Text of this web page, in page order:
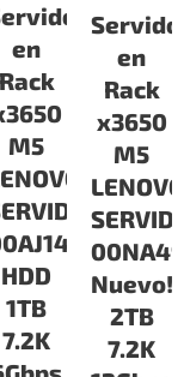
en
Rack
M5
HDD
1TB
7.2K
en
Rack
x3650
M5
Nuevo!!
2TB
7.2K